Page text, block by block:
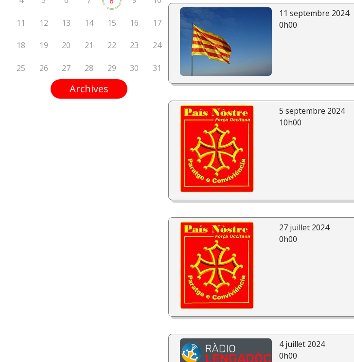
11 12 13 14 15 16 17
18 19 20 21 22 23 24
25 26 27 28 29 30 31
Archives
11 septembre 2024
0h00
5 septembre 2024
10h00
27 juillet 2024
0h00
4 juillet 2024
0h00